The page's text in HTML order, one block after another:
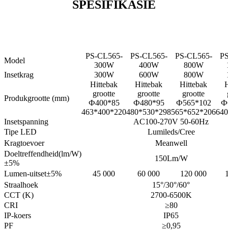
SPESIFIKASIE
Model
PS-CL565-
300W
PS-CL565-
400W
PS-CL565-
800W
Insetkrag
300W 600W 800W
Produkgrootte (mm)
Hittebak
grootte
Ф400*85
463*400*220
Hittebak
grootte
Ф480*95
480*530*298
Hittebak
grootte
Ф565*102
565*652*206
Insetspanning
AC100-270V 50-60Hz
Tipe LED
Lumileds/Cree
Kragtoevoer
Meanwell
Doeltreffendheid(lm/W)
±5%
150Lm/W
Lumen-uitset±5%
45 000 60 000 120 000
Straalhoek
15°/30°/60°
CCT (K)
2700-6500K
CRI
≥80
IP-koers
IP65
PF
≥0,95